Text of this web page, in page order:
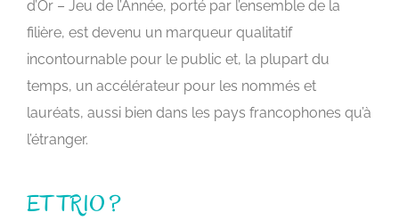
d’Or – Jeu de l’Année, porté par l’ensemble de la
filière, est devenu un marqueur qualitatif
incontournable pour le public et, la plupart du
temps, un accélérateur pour les nommés et
lauréats, aussi bien dans les pays francophones qu’à
l’étranger.
ET TRIO ?